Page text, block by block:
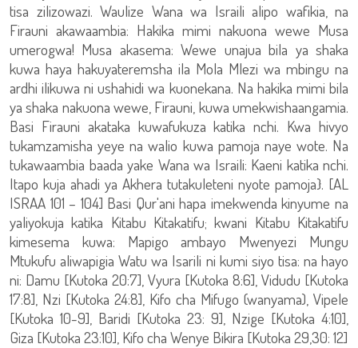
tisa zilizowazi. Waulize Wana wa Israili alipo wafikia, na
Firauni akawaambia: Hakika mimi nakuona wewe Musa
umerogwa! Musa akasema: Wewe unajua bila ya shaka
kuwa haya hakuyateremsha ila Mola Mlezi wa mbingu na
ardhi ilikuwa ni ushahidi wa kuonekana. Na hakika mimi bila
ya shaka nakuona wewe, Firauni, kuwa umekwishaangamia.
Basi Firauni akataka kuwafukuza katika nchi. Kwa hivyo
tukamzamisha yeye na walio kuwa pamoja naye wote. Na
tukawaambia baada yake Wana wa Israili: Kaeni katika nchi.
Itapo kuja ahadi ya Akhera tutakuleteni nyote pamoja}. [AL
ISRAA 101 – 104] Basi Qur'ani hapa imekwenda kinyume na
yaliyokuja katika Kitabu Kitakatifu; kwani Kitabu Kitakatifu
kimesema kuwa: Mapigo ambayo Mwenyezi Mungu
Mtukufu aliwapigia Watu wa Isarili ni kumi siyo tisa: na hayo
ni: Damu [Kutoka 20:7], Vyura [Kutoka 8:6], Vidudu [Kutoka
17:8], Nzi [Kutoka 24:8], Kifo cha Mifugo (wanyama), Vipele
[Kutoka 10-9], Baridi [Kutoka 23: 9], Nzige [Kutoka 4:10],
Giza [Kutoka 23:10], Kifo cha Wenye Bikira [Kutoka 29,30: 12]